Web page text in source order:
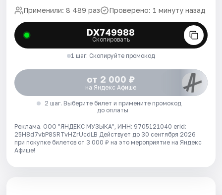
Применили: 8 489 раз Проверено: 1 минуту назад
DX749988
Скопировать
1 шаг. Скопируйте промокод
от 2 000 ₽
на Яндекс Афише
2 шаг. Выберите билет и примените промокод
до оплаты
Реклама. ООО "ЯНДЕКС МУЗЫКА", ИНН: 9705121040 erid:
25H8d7vbP8SRTvHZrUcdLB Действует до 30 сентября 2026
при покупке билетов от 3 000 ₽ на это мероприятие на Яндекс
Афише!